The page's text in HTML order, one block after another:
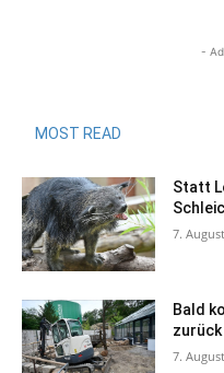
-
MOST READ
Statt
7.
Bald
zurück
7.